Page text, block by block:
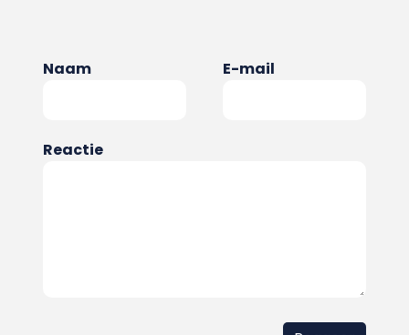
Naam E-mail
Reactie